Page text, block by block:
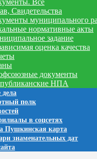
Все
Свидетельства
муниципального
нормативные акты
задание
оценка качества
документы
НПА
полк
в соцсетях
Пушкинская карта
знаменательных дат